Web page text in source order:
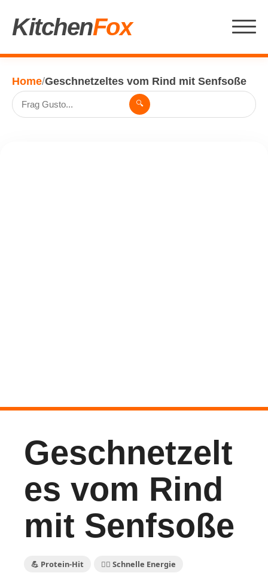
KitchenFox
Home/Geschnetzeltes vom Rind mit Senfsoße
🔍
Geschnetzelt
es vom Rind
mit Senfsoße
💪 Protein-Hit 🏃‍♀️ Schnelle Energie